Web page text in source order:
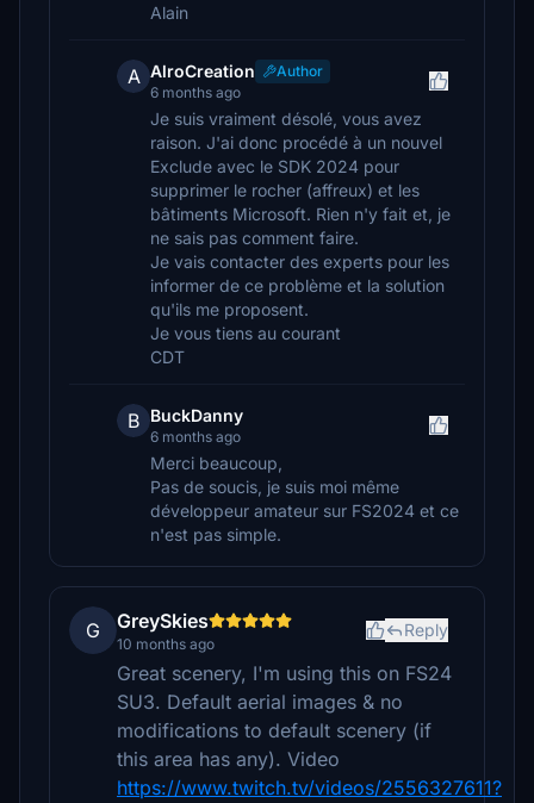
Alain
A AlroCreation
Author
6 months ago
Je suis vraiment désolé, vous avez
raison. J'ai donc procédé à un nouvel
Exclude avec le SDK 2024 pour
supprimer le rocher (affreux) et les
bâtiments Microsoft. Rien n'y fait et, je
ne sais pas comment faire.
Je vais contacter des experts pour les
informer de ce problème et la solution
qu'ils me proposent.
Je vous tiens au courant
CDT
B BuckDanny
6 months ago
Merci beaucoup,
Pas de soucis, je suis moi même
développeur amateur sur FS2024 et ce
n'est pas simple.
G GreySkies
10 months ago
Reply
Great scenery, I'm using this on FS24
SU3. Default aerial images & no
modifications to default scenery (if
this area has any). Video
https://www.twitch.tv/videos/2556327611?